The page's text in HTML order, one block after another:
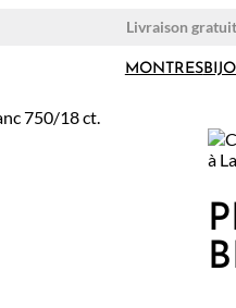
Livraison
MONTRES
750/18 ct.